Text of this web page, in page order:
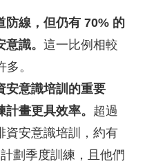
防線，但仍有 70% 的
識。 這一比例相較
。
安意識培訓的重要
畫更具效率。 超過
資安意識培訓，約有
劃季度訓練，且他們